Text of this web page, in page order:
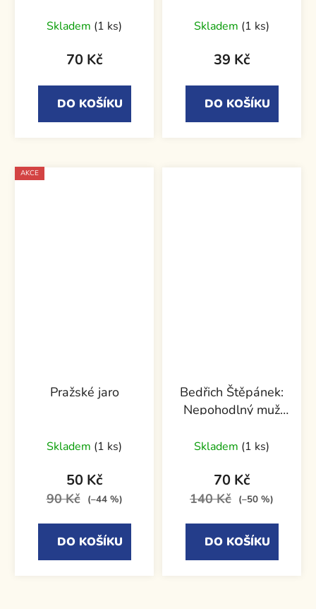
Skladem (1 ks)
70 Kč
DO KOŠÍKU
Skladem (1 ks)
39 Kč
DO KOŠÍKU
AKCE
Pražské jaro
Skladem (1 ks)
50 Kč
90 Kč (–44 %)
DO KOŠÍKU
Bedřich Štěpánek:
Nepohodlný muž
diplomacie
Skladem (1 ks)
70 Kč
140 Kč (–50 %)
DO KOŠÍKU